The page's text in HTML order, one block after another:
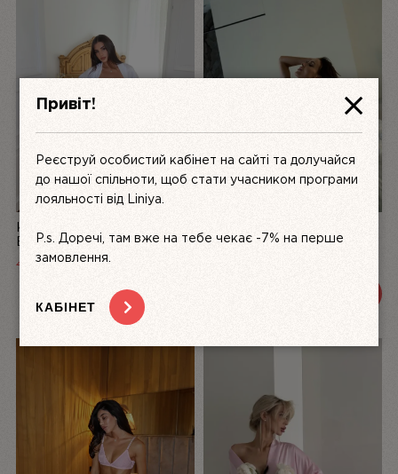
КОМПЛЕКТ ЖІНОЧОЇ
БІЛИЗНИ З АТЛАСУ ТА
МЕРЕЖИВА LA PERLE,
4999 UAH
ПЕРЕГЛЯНУТИ
ЖІНОЧОЇ БІЛИЗНИ З
Привіт!
Реєструй особистий кабінет на сайті та долучайся
до нашої спільноти, щоб стати учасником програми
лояльності від Liniya.
P.s. Доречі, там вже на тебе чекає -7% на перше
замовлення.
КАБІНЕТ